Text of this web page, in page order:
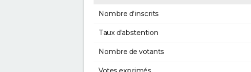
Nombre d'inscrits
Taux d'abstention
Nombre de votants